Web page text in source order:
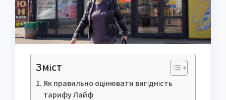
Зміст
Як правильно оцінювати вигідність
тарифу Лайф